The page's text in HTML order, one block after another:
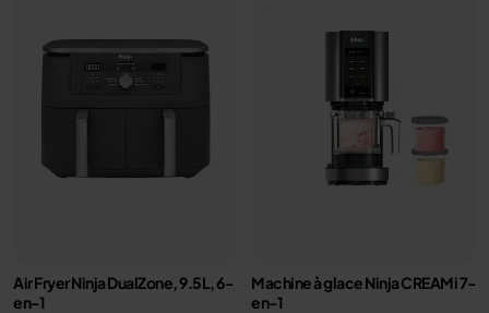
Air Fryer Ninja DualZone, 9.5L, 6-
en-1
Machine à glace Ninja CREAMi 7-
en-1